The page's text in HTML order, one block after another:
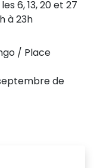
6, 13, 20 et 27
à 23h
/ Place
de